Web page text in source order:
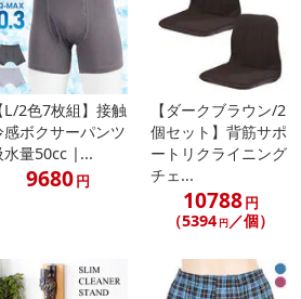
料原産地表示制度]の経過措置期間の終
載の原産国・原材料の表記が旧表記の場
上でお申込みください。なお、本理由
セル・返品交換は対応いたしかねます。
合算払い、クレジットカード払い、dポ
。
いて】
の同梱、お届けの日時指定はいたしかね
【L/2色7枚組】接触
感ボクサーパンツ
水量50cc |...
9680円
【ダークブラウン/2
個セット】背筋サポ
ートリクライニング
チェ...
10788円
（5394 円／個）